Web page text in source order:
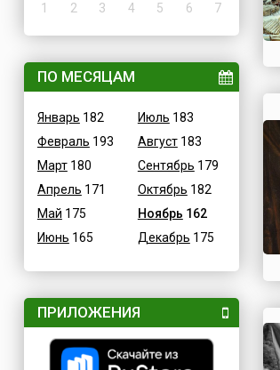
1
2 3 4 5 6 7
ПО МЕСЯЦАМ
Январь 182
Февраль 193
Март180
Апрель 171
Май 175
Июнь 165
Июль 183
Август183
Сентябрь 179
Октябрь 182
Ноябрь 162
Декабрь 175
ПРИЛОЖЕНИЯ